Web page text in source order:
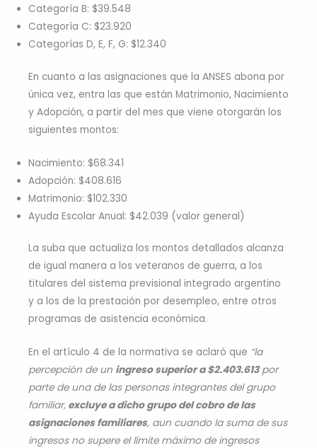
Categoría B: $39.548
Categoría C: $23.920
Categorías D, E, F, G: $12.340
En cuanto a las asignaciones que la ANSES abona por
única vez, entra las que están Matrimonio, Nacimiento
y Adopción, a partir del mes que viene otorgarán los
siguientes montos:
Nacimiento: $68.341
Adopción: $408.616
Matrimonio: $102.330
Ayuda Escolar Anual: $42.039 (valor general)
La suba que actualiza los montos detallados alcanza
de igual manera a los veteranos de guerra, a los
titulares del sistema previsional integrado argentino
y a los de la prestación por desempleo, entre otros
programas de asistencia económica.
En el artículo 4 de la normativa se aclaró que “la
percepción de un ingreso superior a $2.403.613por
parte de una de las personas integrantes del grupo
familiar, excluye a dicho grupo del cobro de las
asignaciones familiares, aun cuando la suma de sus
ingresos no supere el límite máximo de ingresos